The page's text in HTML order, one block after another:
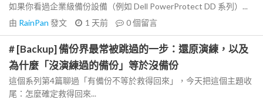
如果你看過企業級備份設備（例如 Dell PowerProtect DD 系列）...
由 RainPan 發文 1 天前 0個留言
# [Backup] 備份界最常被跳過的一步：還原演練，以及
為什麼「沒演練過的備份」等於沒備份
這個系列第4篇聊過「有備份不等於救得回來」，今天把這個主題收
尾：怎麼確定救得回來...